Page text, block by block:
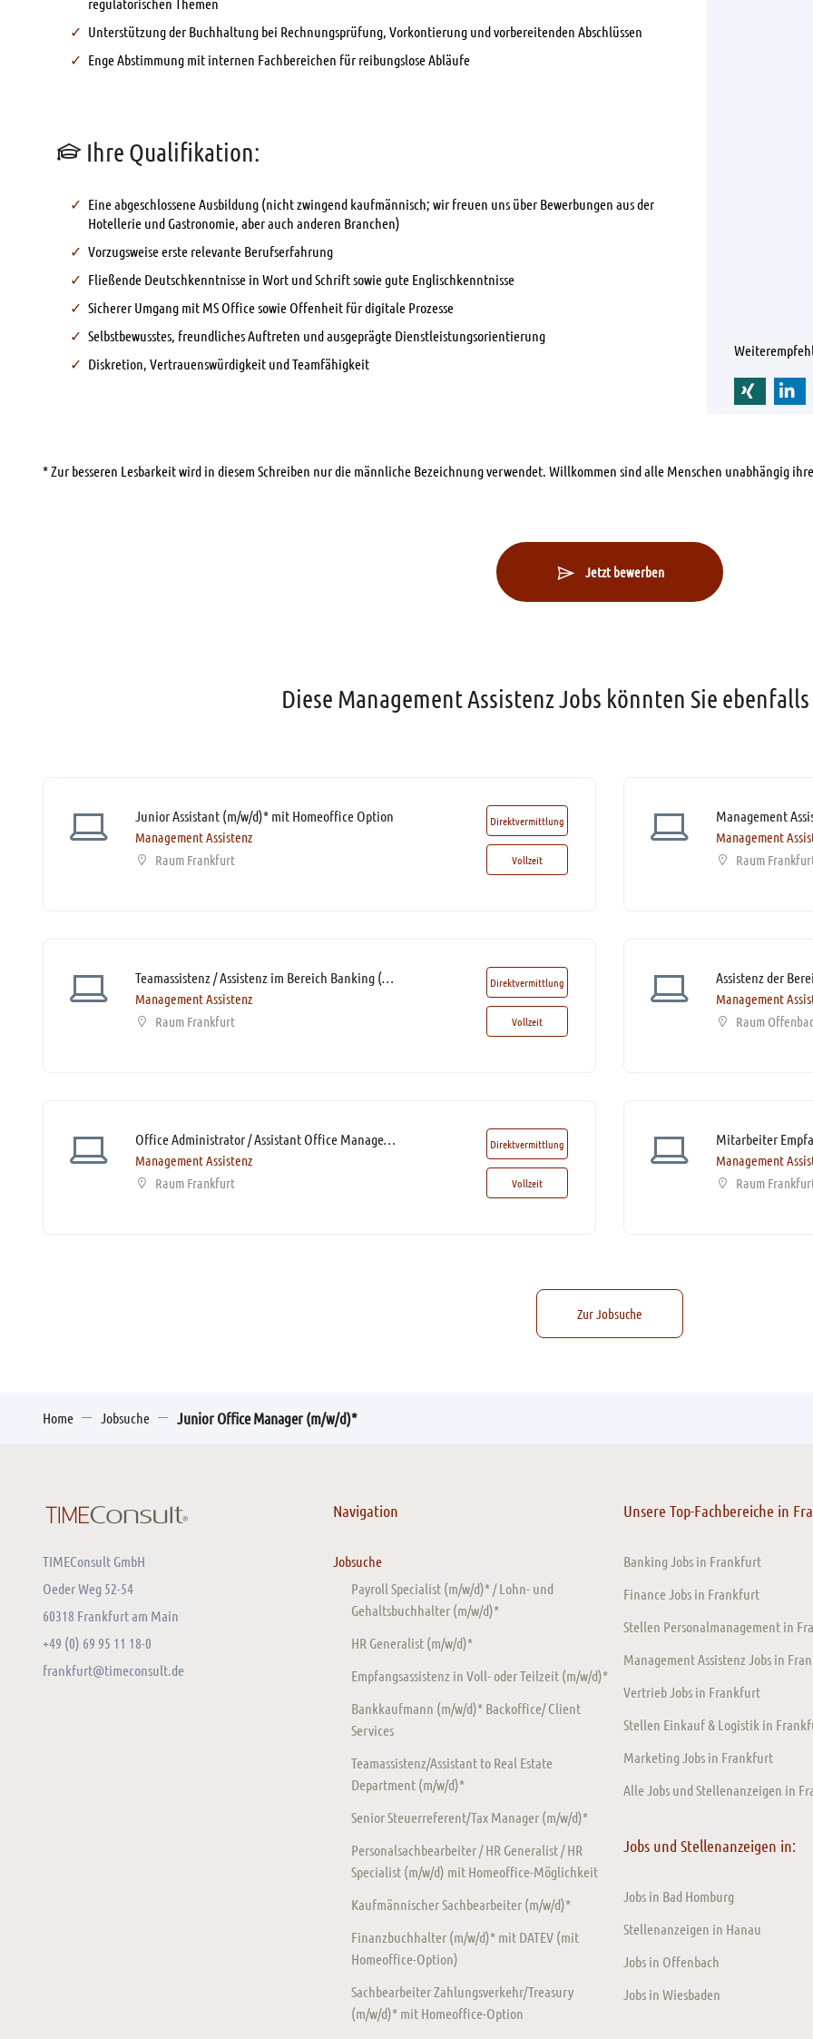
Unterstützung der Buchhaltung bei Rechnungsprüfung, Vorkontierung und vorbereitenden Abschlüssen
Enge Abstimmung mit internen Fachbereichen für reibungslose Abläufe
Ihre Qualifikation:
Eine abgeschlossene Ausbildung (nicht zwingend kaufmännisch; wir freuen uns über Bewerbungen aus der
Hotellerie und Gastronomie, aber auch anderen Branchen)
Vorzugsweise erste relevante Berufserfahrung
Fließende Deutschkenntnisse in Wort und Schrift sowie gute Englischkenntnisse
Sicherer Umgang mit MS Office sowie Offenheit für digitale Prozesse
Selbstbewusstes, freundliches Auftreten und ausgeprägte Dienstleistungsorientierung
Diskretion, Vertrauenswürdigkeit und Teamfähigkeit
* Zur besseren Lesbarkeit wird in diesem Schreiben nur die männliche Bezeichnung verwendet. Willkommen sind alle Menschen unabhängig
Jetzt bewerben
Diese Management Assistenz Jobs könnten Sie
Junior Assistant (m/w/d)* mit Homeoffice Option
Management Assistenz
Raum Frankfurt
Direktvermittlung
Vollzeit
Management
Raum
Teamassistenz / Assistenz im Bereich Banking (m/w/d)* mit Homeoffice-Option
Management Assistenz
Raum Frankfurt
Direktvermittlung
Vollzeit
Management
Raum
Office Administrator / Assistant Office Management (m/w/d)*
Management Assistenz
Raum Frankfurt
Direktvermittlung
Vollzeit
Mitarbeiter
Management
Raum
Zur Jobsuche
Home Jobsuche Junior Office Manager (m/w/d)*
TIMEConsult GmbH
Oeder Weg 52-54
60318 Frankfurt am Main
+49 (0) 69 95 11 18-0
frankfurt@timeconsult.de
Navigation
Jobsuche
Payroll Specialist (m/w/d)* / Lohn- und
Gehaltsbuchhalter (m/w/d)*
HR Generalist (m/w/d)*
Empfangsassistenz in Voll- oder Teilzeit (m/w/d)*
Bankkaufmann (m/w/d)* Backoffice/ Client
Services
Teamassistenz/Assistant to Real Estate
Department (m/w/d)*
Senior Steuerreferent/Tax Manager (m/w/d)*
Personalsachbearbeiter / HR Generalist / HR
Specialist (m/w/d) mit Homeoffice-Möglichkeit
Kaufmännischer Sachbearbeiter (m/w/d)*
Finanzbuchhalter (m/w/d)* mit DATEV (mit
Homeoffice-Option)
Sachbearbeiter Zahlungsverkehr/Treasury
(m/w/d)* mit Homeoffice-Option
Unsere Top-Fachbereiche in
Banking Jobs in Frankfurt
Finance Jobs in Frankfurt
Stellen Personalmanagement in
Management Assistenz Jobs in
Vertrieb Jobs in Frankfurt
Stellen Einkauf & Logistik in
Marketing Jobs in Frankfurt
Alle Jobs und Stellenanzeigen in
Jobs und Stellenanzeigen in:
Jobs in Bad Homburg
Stellenanzeigen in Hanau
Jobs in Offenbach
Jobs in Wiesbaden